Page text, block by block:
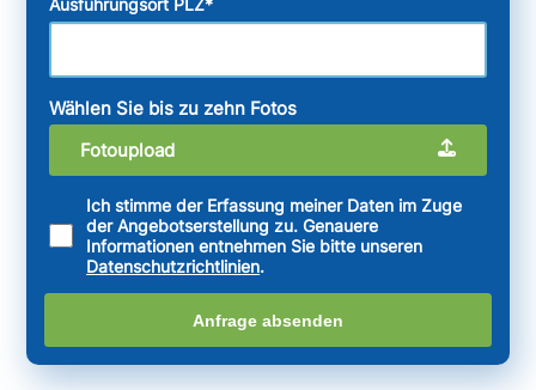
Ausführungsort PLZ*
Wählen Sie bis zu zehn Fotos
Fotoupload
Ich stimme der Erfassung meiner Daten im Zuge
der Angebotserstellung zu. Genauere
Informationen entnehmen Sie bitte unseren
Datenschutzrichtlinien.
Anfrage absenden